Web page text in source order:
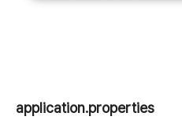
application.properties